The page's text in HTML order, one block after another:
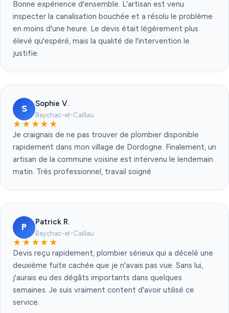
Bonne expérience d'ensemble. L'artisan est venu
inspecter la canalisation bouchée et a résolu le problème
en moins d'une heure. Le devis était légèrement plus
élevé qu'espéré, mais la qualité de l'intervention le
justifie.
S Sophie V.
Beychac-et-Caillau
★★★★★
Je craignais de ne pas trouver de plombier disponible
rapidement dans mon village de Dordogne. Finalement, un
artisan de la commune voisine est intervenu le lendemain
matin. Très professionnel, travail soigné.
P Patrick R.
Beychac-et-Caillau
★★★★★
Devis reçu rapidement, plombier sérieux qui a décelé une
deuxième fuite cachée que je n'avais pas vue. Sans lui,
j'aurais eu des dégâts importants dans quelques
semaines. Je suis vraiment content d'avoir utilisé ce
service.